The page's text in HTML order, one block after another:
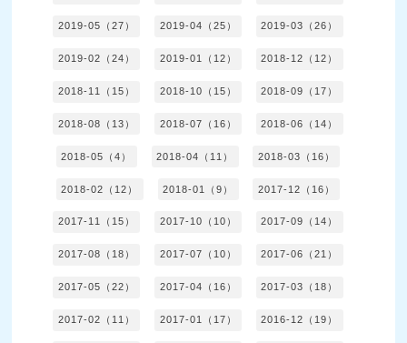
2019-05（27） 2019-04（25） 2019-03（26）
2019-02（24） 2019-01（12） 2018-12（12）
2018-11（15） 2018-10（15） 2018-09（17）
2018-08（13） 2018-07（16） 2018-06（14）
2018-05（4） 2018-04（11） 2018-03（16）
2018-02（12） 2018-01（9） 2017-12（16）
2017-11（15） 2017-10（10） 2017-09（14）
2017-08（18） 2017-07（10） 2017-06（21）
2017-05（22） 2017-04（16） 2017-03（18）
2017-02（11） 2017-01（17） 2016-12（19）